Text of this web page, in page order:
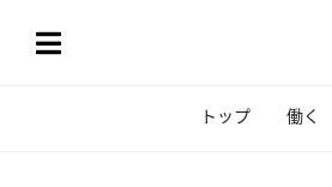
トップ 働く